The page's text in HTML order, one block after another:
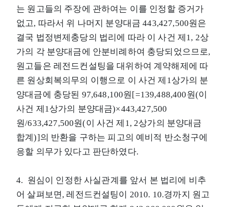
는 원고들의 주장에 관하여는 이를 인정할 증거가
없고, 따라서 위 나머지 분양대금 443,427,500원은
결국 법정변제충당의 법리에 따라 이 사건 제1, 2상
가의 각 분양대금에 안분비례하여 충당되었으므로,
원고들은 레전드컨설팅을 대위하여 계약해제에 따
른 원상회복의무의 이행으로 이 사건 제1상가의 분
양대금에 충당된 97,648,100원[=139,488,400원(이
사건 제1상가의 분양대금)×443,427,500
원/633,427,500원(이 사건 제1, 2상가의 분양대금
합계)]의 반환을 구하는 피고의 예비적 반소청구에
응할 의무가 있다고 판단하였다.
4. 원심이 인정한 사실관계를 앞서 본 법리에 비추
어 살펴보면, 레전드컨설팅이 2010. 10.경까지 원고